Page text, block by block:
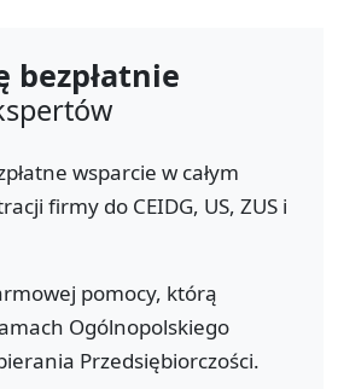
bezpłatnie
wsparcie w całym
firmy do CEIDG, US, ZUS i
pomocy, którą
Ogólnopolskiego
Przedsiębiorczości.